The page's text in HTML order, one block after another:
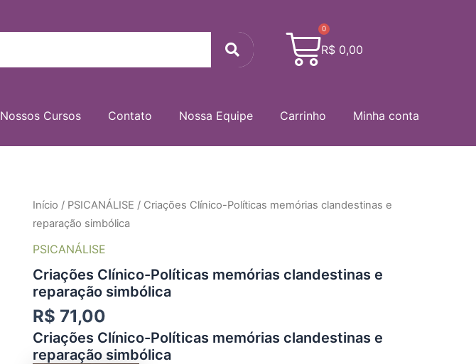
Search
R$ 0,00
0
Cart
Nossos Cursos Contato Nossa Equipe Carrinho Minha conta
Início / PSICANÁLISE / Criações Clínico-Políticas memórias clandestinas e
reparação simbólica
PSICANÁLISE
Criações Clínico-Políticas memórias clandestinas e
reparação simbólica
R$ 71,00
Criações Clínico-Políticas memórias clandestinas e
reparação simbólica
Criações
Políticas
memórias
e
reparação
simbólica
quantidade
e-